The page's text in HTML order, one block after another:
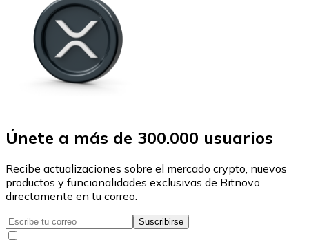
Únete a más de 300.000 usuarios
Recibe actualizaciones sobre el mercado crypto, nuevos
productos y funcionalidades exclusivas de Bitnovo
directamente en tu correo.
Suscribirse